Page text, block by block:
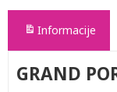
Informacije
GRAND